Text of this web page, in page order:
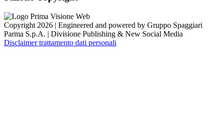
Copyright 2026 | Engineered and powered by Gruppo Spaggiari
Parma S.p.A. | Divisione Publishing & New Social Media
Disclaimer trattamento dati personali